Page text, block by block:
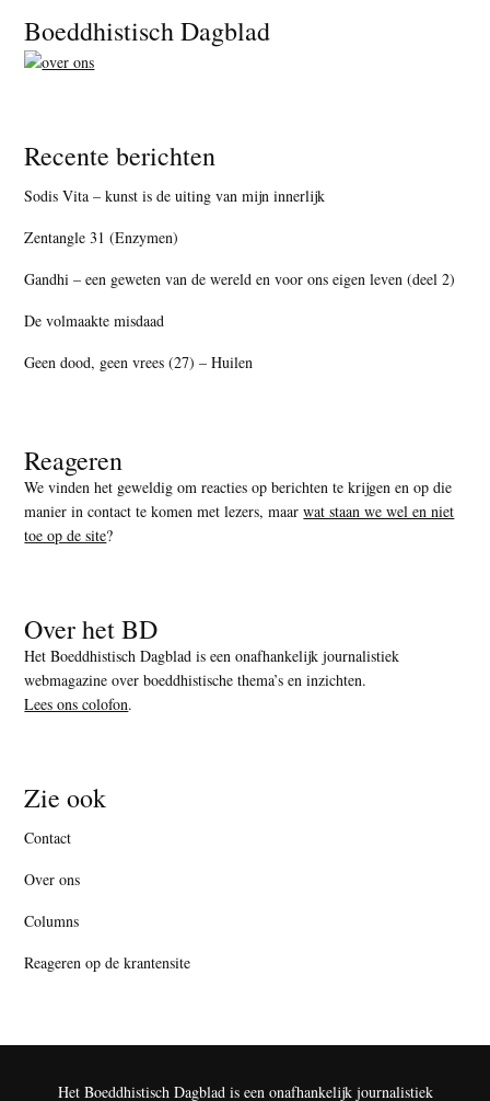
Footer
Boeddhistisch Dagblad
Recente berichten
Sodis Vita – kunst is de uiting van mijn innerlijk
Zentangle 31 (Enzymen)
Gandhi – een geweten van de wereld en voor ons eigen leven (deel 2)
De volmaakte misdaad
Geen dood, geen vrees (27) – Huilen
Reageren
We vinden het geweldig om reacties op berichten te krijgen en op die
manier in contact te komen met lezers, maarwat staan we wel en niet
toe op de site?
Over het BD
Het Boeddhistisch Dagblad is een onafhankelijk journalistiek
webmagazine over boeddhistische thema’s en inzichten.
Lees ons colofon.
Zie ook
Contact
Over ons
Columns
Reageren op de krantensite
Het Boeddhistisch Dagblad is een onafhankelijk journalistiek